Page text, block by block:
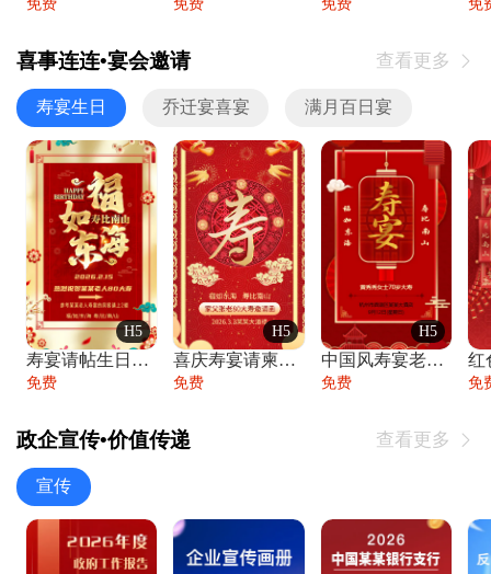
喜事连连•宴会邀请 查看更多 
寿宴生日 乔迁宴喜宴 满月百日宴
H5
寿宴请帖生日宴邀请函老人寿星生日快乐祝寿
免费
H5
喜庆寿宴请柬老人生日宴会邀请函请柬过大寿
免费
H5
中国风寿宴老人生日宴会邀请函寿宴请帖请柬
免费 免
政企宣传•价值传递 查看更多 
宣传